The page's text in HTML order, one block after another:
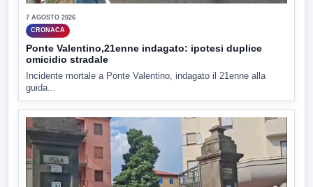
7 AGOSTO 2026
CRONACA
Ponte Valentino,21enne indagato: ipotesi duplice
omicidio stradale
Incidente mortale a Ponte Valentino, indagato il 21enne alla
guida...